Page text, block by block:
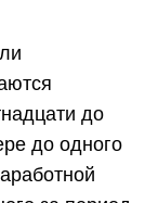
до
до одного